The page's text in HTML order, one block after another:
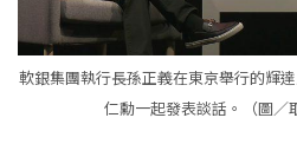
軟銀集團執行長孫正義在東京舉行的輝
仁勳一起發表談話。（圖／